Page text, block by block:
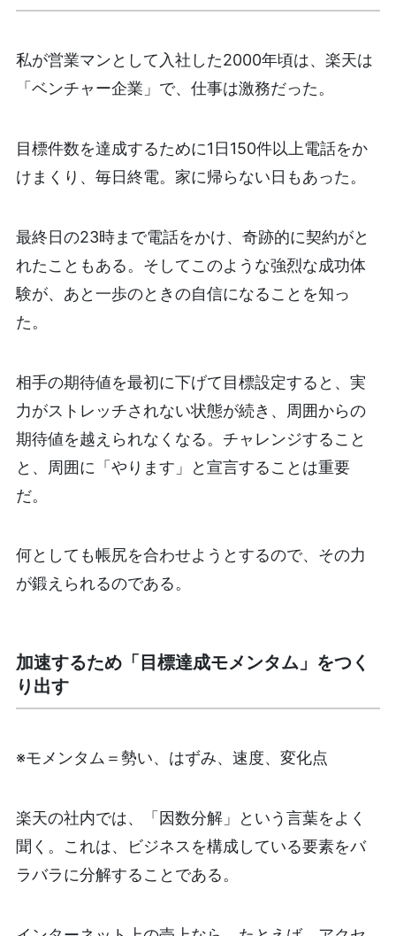
私が営業マンとして入社した2000年頃は、楽天は
「ベンチャー企業」で、仕事は激務だった。
目標件数を達成するために1日150件以上電話をか
けまくり、毎日終電。家に帰らない日もあった。
最終日の23時まで電話をかけ、奇跡的に契約がと
れたこともある。そしてこのような強烈な成功体
験が、あと一歩のときの自信になることを知っ
た。
相手の期待値を最初に下げて目標設定すると、実
力がストレッチされない状態が続き、周囲からの
期待値を越えられなくなる。チャレンジすること
と、周囲に「やります」と宣言することは重要
だ。
何としても帳尻を合わせようとするので、その力
が鍛えられるのである。
加速するため「目標達成モメンタム」をつく
り出す
※モメンタム＝勢い、はずみ、速度、変化点
楽天の社内では、「因数分解」という言葉をよく
聞く。これは、ビジネスを構成している要素をバ
ラバラに分解することである。